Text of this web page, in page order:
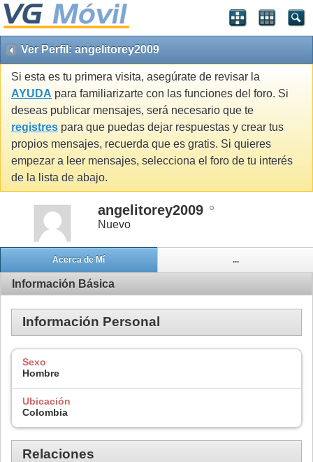
Ver Perfil: angelitorey2009
Si esta es tu primera visita, asegúrate de revisar la
AYUDA para familiarizarte con las funciones del foro. Si
deseas publicar mensajes, será necesario que te
registres para que puedas dejar respuestas y crear tus
propios mensajes, recuerda que es gratis. Si quieres
empezar a leer mensajes, selecciona el foro de tu interés
de la lista de abajo.
angelitorey2009
Nuevo
Acerca de Mí ...
Información Básica
Información Personal
Sexo
Hombre
Ubicación
Colombia
Relaciones